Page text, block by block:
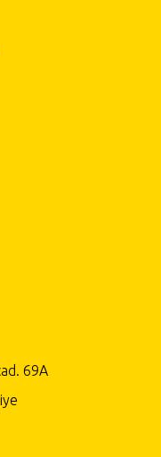
69A